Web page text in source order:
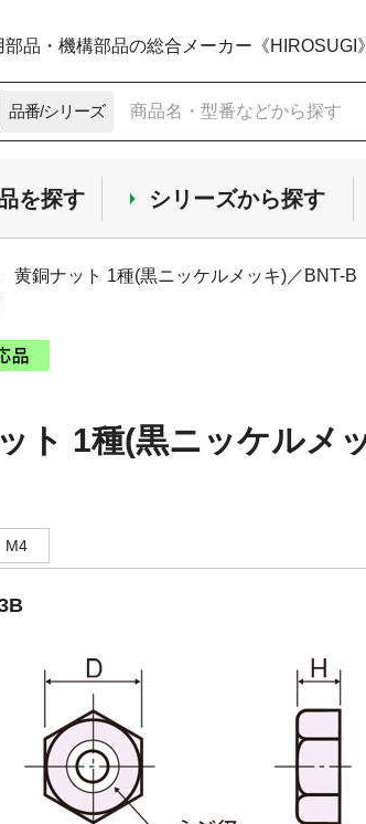
品・機構部品の総合メーカー《HIROSUGI》
品番/シリーズ
を探す シリーズから探す
黄銅ナット 1種(黒ニッケルメッキ)／BNT-B
ト 1種(黒ニッケルメ
M4